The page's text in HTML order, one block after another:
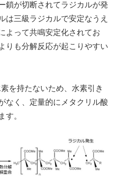
鎖が切断されてラジカルが発
は三級ラジカルで安定なうえ
よって共鳴安定化されてお
りも分解反応が起こりやすい
を持たないため、水素引き
なく、定量的にメタクリル酸
す。